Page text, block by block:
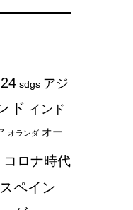
sdgs アジ
ド インド
オランダ オー
コロナ時代
スペイン